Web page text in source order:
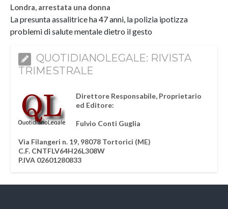
Londra, arrestata una donna
La presunta assalitrice ha 47 anni, la polizia ipotizza
problemi di salute mentale dietro il gesto
QUOTIDIANOLEGALE: RIVISTA
TRIMESTRALE
Direttore Responsabile, Proprietario
ed Editore:
Fulvio Conti Guglia
Via Filangeri n. 19, 98078 Tortorici (ME)
C.F. CNTFLV64H26L308W
P.IVA 02601280833